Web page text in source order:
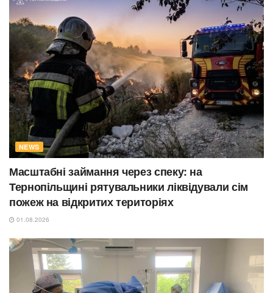
NEWS
Масштабні займання через спеку: на
Тернопільщині рятувальники ліквідували сім
пожеж на відкритих територіях
01.08.2026